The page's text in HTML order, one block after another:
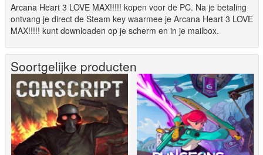
Arcana Heart 3 LOVE MAX!!!!! kopen voor de PC. Na je betaling
ontvang je direct de Steam key waarmee je Arcana Heart 3 LOVE
MAX!!!!! kunt downloaden op je scherm en in je mailbox.
Soortgelijke producten